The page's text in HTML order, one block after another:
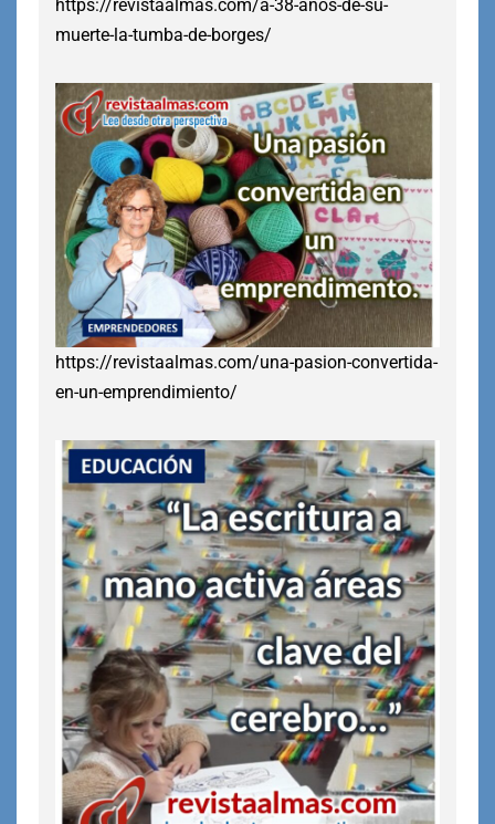
https://revistaalmas.com/a-38-anos-de-su-
muerte-la-tumba-de-borges/
https://revistaalmas.com/una-pasion-convertida-
en-un-emprendimiento/